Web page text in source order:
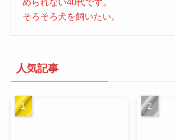
められない40代です。
そろそろ犬を飼いたい。
人気記事